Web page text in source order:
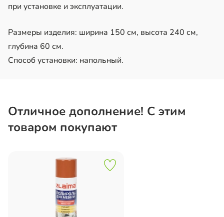
при установке и эксплуатации.
Размеры изделия: ширина 150 см, высота 240 см,
глубина 60 см.
Способ установки: напольный.
Отличное дополнение! С этим
товаром покупают